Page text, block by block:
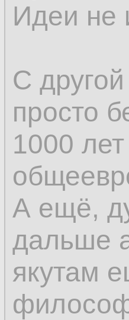
Идеи не
С
просто
1000
А ещё,
дальше
якутам